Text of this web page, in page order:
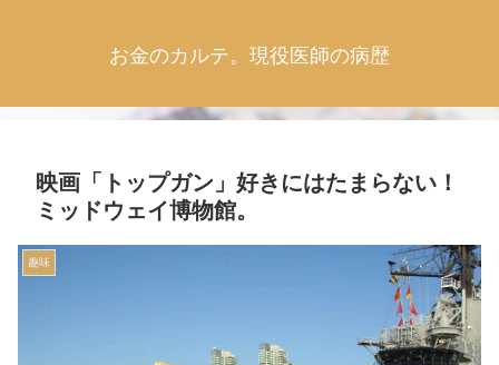
お金のカルテ。現役医師の病歴
映画「トップガン」好きにはたまらない！
ミッドウェイ博物館。
趣味